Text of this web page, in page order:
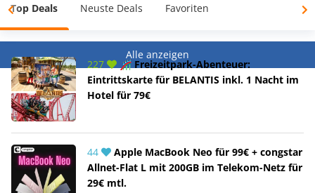
Top Deals Neuste Deals Favoriten
Alle anzeigen
227
🎢 Freizeitpark-Abenteuer:
Eintrittskarte für BELANTIS inkl. 1 Nacht im
Hotel für 79€
44
Apple MacBook Neo für 99€ + congstar
Allnet-Flat L mit 200GB im Telekom-Netz für
29€ mtl.